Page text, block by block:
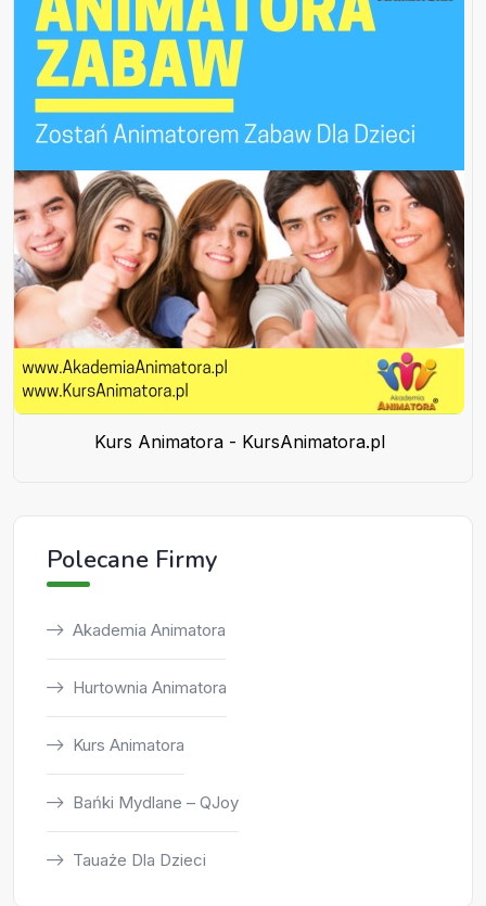
Kurs Animatora - KursAnimatora.pl
Polecane Firmy
Akademia Animatora
Hurtownia Animatora
Kurs Animatora
Bańki Mydlane – QJoy
Tauaże Dla Dzieci